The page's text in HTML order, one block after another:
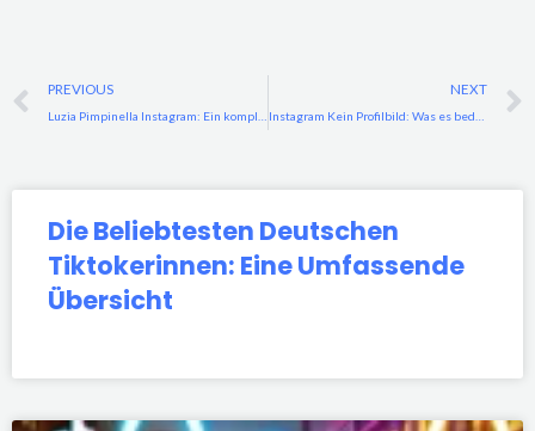
Prev
PREVIOUS NEXT
Die Beliebtesten Deutschen
Tiktokerinnen: Eine Umfassende
Übersicht